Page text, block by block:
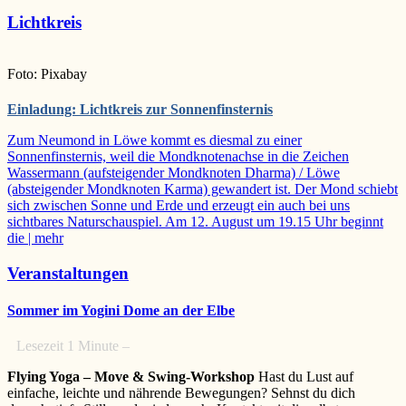
Lichtkreis
Foto: Pixabay
Einladung: Lichtkreis zur Sonnenfinsternis
Zum Neumond in Löwe kommt es diesmal zu einer
Sonnenfinsternis, weil die Mondknotenachse in die Zeichen
Wassermann (aufsteigender Mondknoten Dharma) / Löwe
(absteigender Mondknoten Karma) gewandert ist. Der Mond schiebt
sich zwischen Sonne und Erde und erzeugt ein auch bei uns
sichtbares Naturschauspiel. Am 12. August um 19.15 Uhr beginnt
die | mehr
Veranstaltungen
Sommer im Yogini Dome an der Elbe
Lesezeit 1 Minute –
Flying Yoga – Move & Swing-Workshop Hast du Lust auf
einfache, leichte und nährende Bewegungen? Sehnst du dich